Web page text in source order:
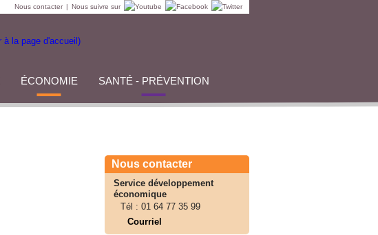
Nous contacter | Nous suivre sur
ÉCONOMIE SANTÉ - PRÉVENTION
Nous contacter
Service développement
économique
Tél : 01 64 77 35 99
Courriel